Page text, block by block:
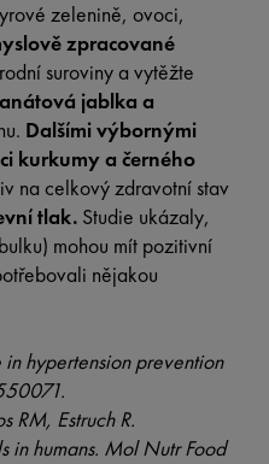
zelenině, ovoci,
zpracované
suroviny a vytěžte
jablka a
Dalšími výbornými
kurkumy a černého
na celkový zdravotní stav
tlak. Studie ukázaly,
mohou mít pozitivní
nějakou
hypertension prevention
RM, Estruch R.
in humans. Mol Nutr Food